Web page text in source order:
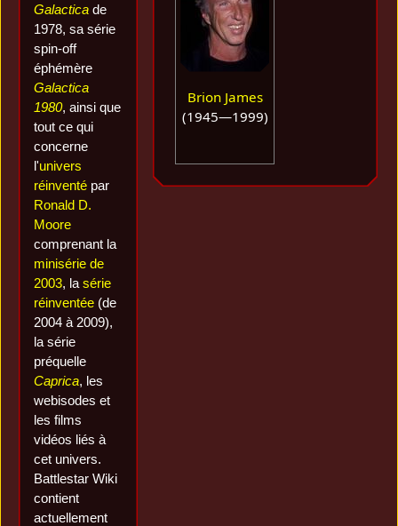
Galactica de
1978, sa série
spin-off
éphémère
Galactica
1980, ainsi que
tout ce qui
concerne
l'univers
réinventé par
Ronald D.
Moore
comprenant la
minisérie de
2003, lasérie
réinventée (de
2004 à 2009),
la série
préquelle
Caprica, les
webisodes et
les films
vidéos liés à
cet univers.
Battlestar Wiki
contient
actuellement
Brion James
(1945—1999)